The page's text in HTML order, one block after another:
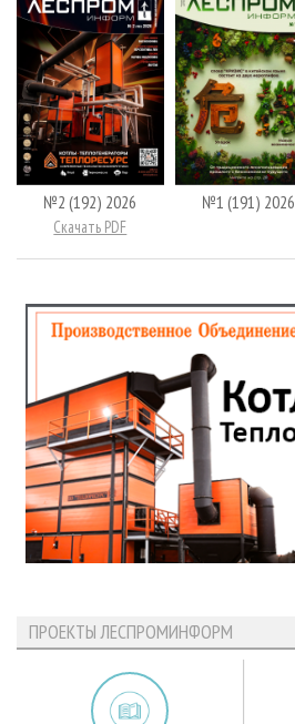
№2 (192) 2026
Скачать PDF
№1 (191) 2026
ПРОЕКТЫ ЛЕСПРОМИНФОРМ